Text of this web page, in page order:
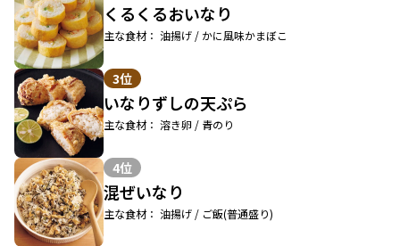
くるくるおいなり
主な食材： 油揚げ / かに風味かまぼこ
3位
いなりずしの天ぷら
主な食材： 溶き卵 / 青のり
4位
混ぜいなり
主な食材： 油揚げ / ご飯(普通盛り)